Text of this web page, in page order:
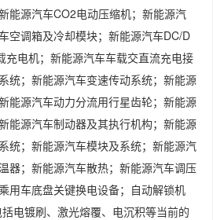
能源汽车CO2电动压缩机；新能源汽
空调箱及冷却模块；新能源汽车DC/D
充电机；新能源汽车车载交直流充电接
统；新能源汽车变速传动系统；新能源
能源汽车动力分流用行星齿轮；新能源
能源汽车制动器及其执行机构；新能源
统；新能源汽车模块及系统；新能源汽
器；新能源汽车散热；新能源汽车调压
用车底盘关键换电设备；自动解锁机
电镀刷、激光熔覆、电沉积等当前的